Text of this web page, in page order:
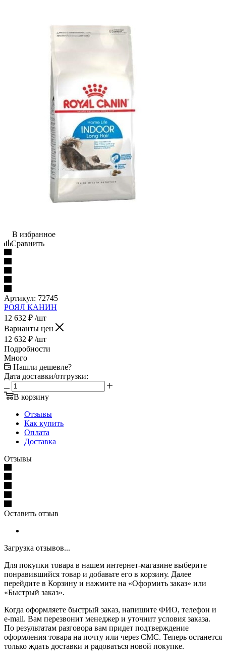
В избранное
Сравнить
Артикул: 72745
РОЯЛ КАНИН
12 632 ₽ /шт
Варианты цен
12 632 ₽ /шт
Подробности
Много
Нашли дешевле?
Дата доставки/отгрузки:
В корзину
Отзывы
Как купить
Оплата
Доставка
Отзывы
Оставить отзыв
Загрузка отзывов...
Для покупки товара в нашем интернет-магазине выберите
понравившийся товар и добавьте его в корзину. Далее
перейдите в Корзину и нажмите на «Оформить заказ» или
«Быстрый заказ».
Когда оформляете быстрый заказ, напишите ФИО, телефон и
e-mail. Вам перезвонит менеджер и уточнит условия заказа.
По результатам разговора вам придет подтверждение
оформления товара на почту или через СМС. Теперь останется
только ждать доставки и радоваться новой покупке.